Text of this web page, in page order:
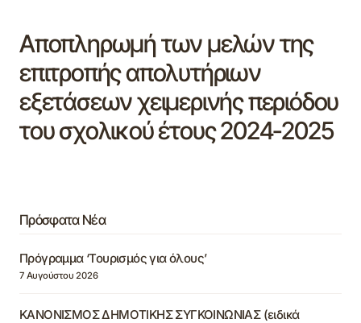
Αποπληρωμή των μελών της
επιτροπής απολυτήριων
εξετάσεων χειμερινής περιόδου
του σχολικού έτους 2024-2025
Πρόσφατα Νέα
Πρόγραμμα ‘Τουρισμός για όλους’
7 Αυγούστου 2026
ΚΑΝΟΝΙΣΜΟΣ ΔΗΜΟΤΙΚΗΣ ΣΥΓΚΟΙΝΩΝΙΑΣ (ειδικά